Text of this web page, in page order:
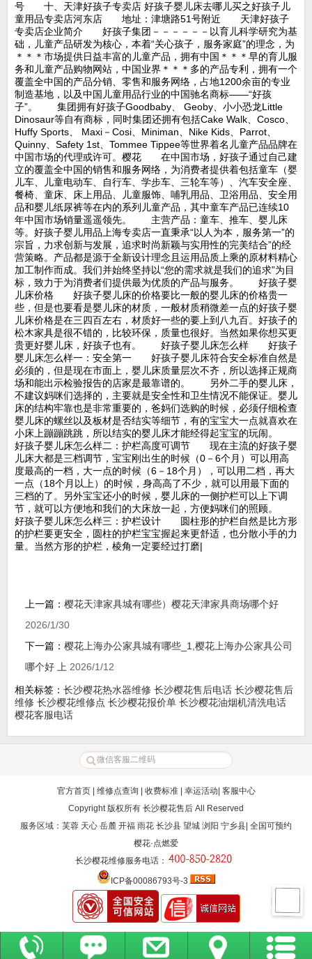
号 十、天津好孩子专卖店 好孩子婴儿床去哪儿买之好孩子儿
童用品专卖店河东店 地址：津塘路51号附近 天津好孩子
专卖店企业简介 好孩子集团－－－－－－以育儿科学研究为基
础，儿童产品研发为核心，本着“关心孩子，服务家庭”的理念，为
＊＊＊市场提供日益丰富的儿童产品，拥有中国＊＊＊早的育儿服
务和儿童产品购物网站，中国业界＊＊＊多的产品专利，拥有一个
覆盖全中国的产品分销、零售和服务网络，占地1200余亩的专业
制造基地，以及中国儿童用品行业的中国驰名商标——“好孩
子”。 集团拥有好孩子Goodbaby、 Geoby、小小恐龙Little
Dinosaur等自有商标，同时集团还拥有包括Cake Walk、Cosco、
Huffy Sports、 Maxi－Cosi、Miniman、Nike Kids、Parrot、
Quinny、Safety 1st、Tommee Tippee等世界着名儿童产品品牌在
中国市场的代理或许可。樱花 在中国市场，好孩子通过自己建
立的覆盖全中国的销售和服务网络，为消费者提供着包括童车（婴
儿车、儿童电动车、自行车、学步车、三轮车等）、汽车安全座、
餐椅、童床、床上用品、儿童服饰、哺乳用品、卫浴用品、安全用
品和婴儿纸尿裤等在内的系列儿童产品，其中童车产品已连续10
年中国市场销量遥遥领先。 主营产品：童车、推车、婴儿床
等。好孩子婴儿用品上海专卖店一直秉承“以人为本，服务第一”的
宗旨，力求创新与发展，追求时尚新颖与实用性的完美结合”的经
营策略。产品都是源于全新设计理念且运用品质上乘的原材料精心
加工制作而成。我们并始终坚持以“您的需求就是我们的追求”为目
标，致力于为消费者们提供最为优质的产品与服务。 好孩子婴
儿床价格 好孩子婴儿床的价格要比一般的婴儿床的价格贵一
些，但是也要看是婴儿床的材质，一般材质稍微差一点的好孩子婴
儿床价格是在三四百左右，材质好一些的要上到八九百。好孩子的
松木家具是很不错的，比较环保，质量也很好。当然如果你想买更
贵更好婴儿床，好孩子也有。 好孩子婴儿床怎么样 好孩子
婴儿床怎么样一：安全第一 好孩子婴儿床符合安全标准自然是
必须的，但是现在市面上，婴儿床质量层次不齐，所以选择正规商
场和能出示检验报告的店家是最靠谱的。 另外二手的婴儿床，
不建议妈咪们选择的，主要就是安全性和卫生情况不能保证。婴儿
床的结构牢靠也是非常重要的，爸妈们选购的时候，必须仔细检查
婴儿床的螺丝以及板材是否结实等细节，有的宝宝大一点就喜欢在
小床上蹦蹦跳跳，所以结实的婴儿床才能经得起宝宝的玩闹。
好孩子婴儿床怎么样二：护栏高度可调节 现在主流的好孩子婴
儿床大都是三档调节，宝宝刚出生的时候（0－6个月）可以用高
度最高的一档，大一点的时候（6－18个月），可以用二档，再大
一点（18个月以上）的时候，身高高了不少，就可以用最下面的
三档的了。另外宝宝还小的时候，婴儿床的一侧护栏可以上下调
节，就可以方便地和我们的大床放一起，方便妈咪们的照顾。
好孩子婴儿床怎么样三：护栏设计 圆柱形的护栏自然是比方形
的护栏要更安全，圆柱的护栏宝宝握起来更舒适，也分散小手的力
量。当然方形的护栏，棱角一定要经过打磨|
上一篇： 樱花天津家具城有哪些）樱花天津家具商场哪个好
2026/1/30
下一篇： 樱花上海办公家具城有哪些_1,樱花上海办公家具公司
哪个好 上 2026/1/12
相关标签： 长沙樱花热水器维修 长沙樱花售后电话 长沙樱花售后
维修 长沙樱花维修点 长沙樱花报价单 长沙樱花油烟机清洗电话
樱花客服电话
官方首页| 维修点查询 收费标准| 幸运活动 客服中心
Copyright 版权所有 长沙樱花售后 All Reserved
服务区域：芙蓉 天心 岳麓 开福 雨花 长沙县 望城 浏阳 宁乡县| 全国可预约
樱花·点燃爱
长沙樱花维修服务电话 ：
ICP备00086793号-3